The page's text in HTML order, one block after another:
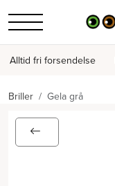
Alltid fri forsendelse
Briller Gela grå